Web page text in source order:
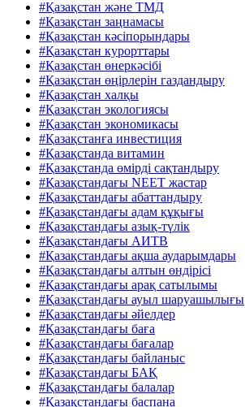
#Қазақстан және ТМД
#Қазақстан заңнамасы
#Қазақстан кәсіпорындары
#Қазақстан курорттары
#Қазақстан өнеркәсібі
#Қазақстан өңірлерін газдандыру
#Қазақстан халқы
#Қазақстан экологиясы
#Қазақстан экономикасы
#Қазақстанға инвестиция
#Қазақстанда витамин
#Қазақстанда өмірді сақтандыру
#Қазақстандағы NEET жастар
#Қазақстандағы абаттандыру
#Қазақстандағы адам құқығы
#Қазақстандағы азық-түлік
#Қазақстандағы АИТВ
#Қазақстандағы ақша аударымдары
#Қазақстандағы алтын өндірісі
#Қазақстандағы арақ сатылымы
#Қазақстандағы ауыл шаруашылығы
#Қазақстандағы әйелдер
#Қазақстандағы баға
#Қазақстандағы бағалар
#Қазақстандағы байланыс
#Қазақстандағы БАҚ
#Қазақстандағы балалар
#Қазақстандағы баспана